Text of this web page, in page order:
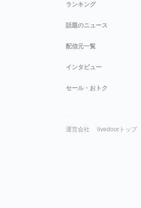
ランキング
話題のニュース
配信元一覧
インタビュー
セール・おトク
運営会社 livedoorトップ